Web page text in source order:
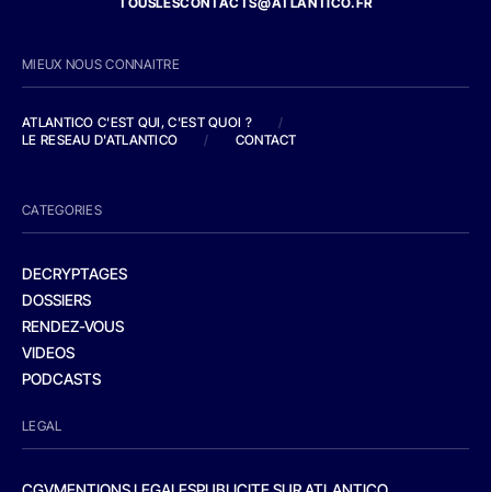
MIEUX NOUS CONNAITRE
ATLANTICO C'EST QUI, C'EST QUOI ?
/
LE RESEAU D'ATLANTICO
/ CONTACT
CATEGORIES
DECRYPTAGES
DOSSIERS
RENDEZ-VOUS
VIDEOS
PODCASTS
LEGAL